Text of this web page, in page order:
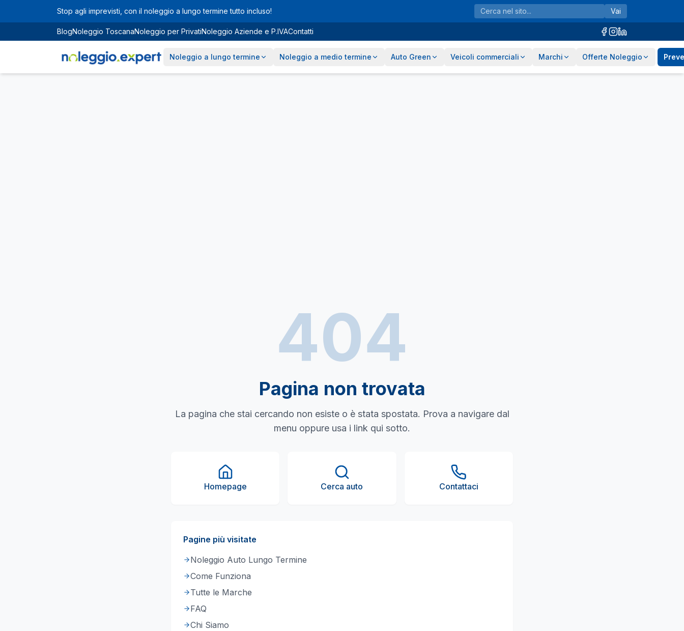
Vai al contenuto principale
Stop agli imprevisti, con il noleggio a lungo termine tutto incluso! Vai
BlogNoleggio ToscanaNoleggio per PrivatiNoleggio Aziende e P.IVAContatti
Noleggio a lungo termine Noleggio a medio termine Auto Green Veicoli commerciali Marchi Offerte Noleggio
404
Pagina non trovata
La pagina che stai cercando non esiste o è stata spostata. Prova a navigare dal
menu oppure usa i link qui sotto.
Homepage Cerca auto Contattaci
Pagine più visitate
Noleggio Auto Lungo Termine
Come Funziona
Tutte le Marche
FAQ
Chi Siamo